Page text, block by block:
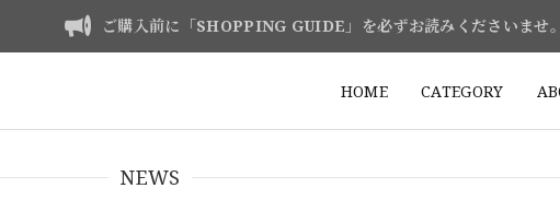
ご購入前に「SHOPPING GUIDE」を必ずお読みくださいませ。
HOME CATEGORY
NEWS